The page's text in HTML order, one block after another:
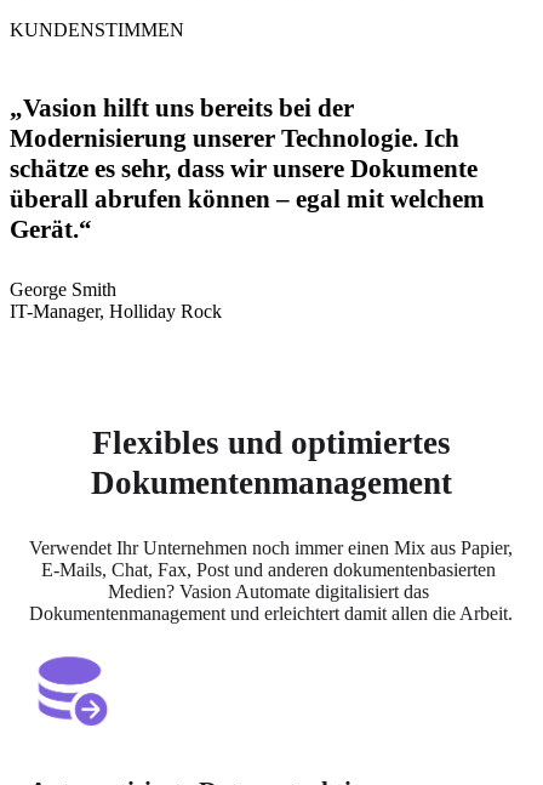
KUNDENSTIMMEN
„Vasion hilft uns bereits bei der
Modernisierung unserer Technologie. Ich
schätze es sehr, dass wir unsere Dokumente
überall abrufen können – egal mit welchem
Gerät.“
George Smith
IT-Manager, Holliday Rock
Flexibles und optimiertes
Dokumentenmanagement
Verwendet Ihr Unternehmen noch immer einen Mix aus Papier,
E-Mails, Chat, Fax, Post und anderen dokumentenbasierten
Medien? Vasion Automate digitalisiert das
Dokumentenmanagement und erleichtert damit allen die Arbeit.